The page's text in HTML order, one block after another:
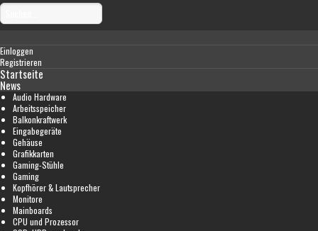
Einloggen
Registrieren
Startseite
News
Audio Hardware
Arbeitsspeicher
Balkonkraftwerk
Eingabegeräte
Gehäuse
Grafikkarten
Gaming-Stühle
Gaming
Kopfhörer & Lautsprecher
Monitore
Mainboards
CPU und Prozessor